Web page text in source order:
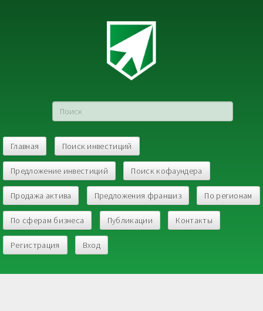
Главная Поиск инвестиций
Предложение инвестиций Поиск кофаундера
Продажа актива Предложения франшиз По регионам
По сферам бизнеса Публикации Контакты
Регистрация Вход